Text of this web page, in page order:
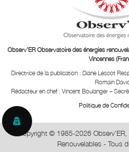
Observ’ER Observatoire des énergies
Vincennes
Directrice de la publication : Diane Lescot
Romain
Rédacteur en chef : Vincent Boulanger –
Politique de
Copyright © 1985-2026
Renouvelables - Tous